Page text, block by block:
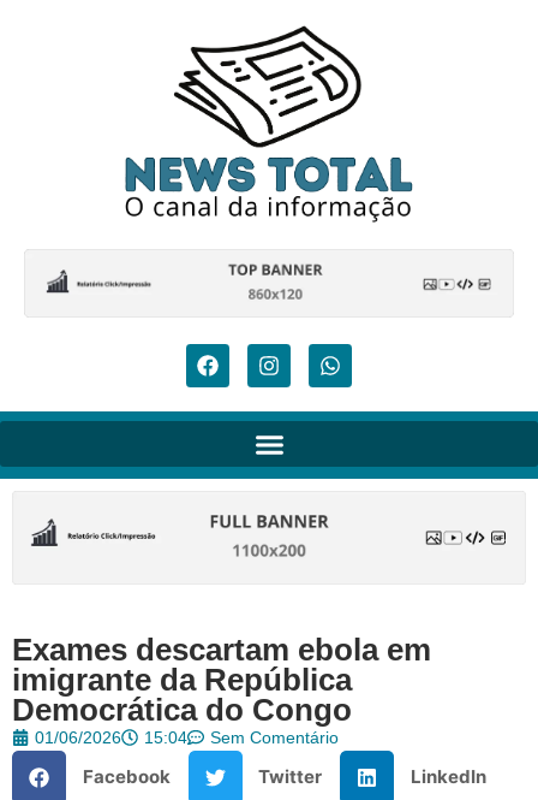
Exames descartam ebola em
imigrante da República
Democrática do Congo
01/06/2026 15:04 Sem Comentário
Facebook Twitter LinkedIn